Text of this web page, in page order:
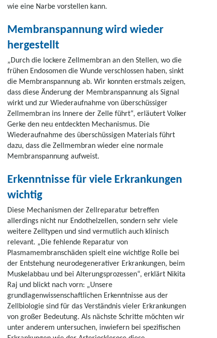
wie eine Narbe vorstellen kann.
Membranspannung wird wieder
hergestellt
„Durch die lockere Zellmembran an den Stellen, wo die
frühen Endosomen die Wunde verschlossen haben, sinkt
die Membranspannung ab. Wir konnten erstmals zeigen,
dass diese Änderung der Membranspannung als Signal
wirkt und zur Wiederaufnahme von überschüssiger
Zellmembran ins Innere der Zelle führt“, erläutert Volker
Gerke den neu entdeckten Mechanismus. Die
Wiederaufnahme des überschüssigen Materials führt
dazu, dass die Zellmembran wieder eine normale
Membranspannung aufweist.
Erkenntnisse für viele Erkrankungen
wichtig
Diese Mechanismen der Zellreparatur betreffen
allerdings nicht nur Endothelzellen, sondern sehr viele
weitere Zelltypen und sind vermutlich auch klinisch
relevant. „Die fehlende Reparatur von
Plasmamembranschäden spielt eine wichtige Rolle bei
der Entstehung neurodegenerativer Erkrankungen, beim
Muskelabbau und bei Alterungsprozessen“, erklärt Nikita
Raj und blickt nach vorn: „Unsere
grundlagenwissenschaftlichen Erkenntnisse aus der
Zellbiologie sind für das Verständnis vieler Erkrankungen
von großer Bedeutung. Als nächste Schritte möchten wir
unter anderem untersuchen, inwiefern bei spezifischen